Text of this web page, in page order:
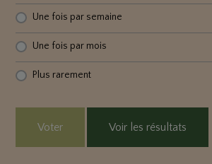
Une fois par semaine
Une fois par mois
Plus rarement
Voter Voir les résultats